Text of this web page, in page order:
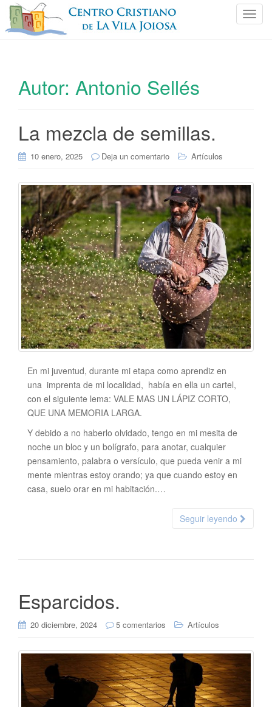
C
a
i
ó
n
Autor: Antonio Sellés
La mezcla de semillas.
10 enero, 2025 Deja un comentario Artículos
En mi juventud, durante mi etapa como aprendiz en
una imprenta de mi localidad, había en ella un cartel,
con el siguiente lema: VALE MAS UN LÁPIZ CORTO,
QUE UNA MEMORIA LARGA.
Y debido a no haberlo olvidado, tengo en mi mesita de
noche un bloc y un bolígrafo, para anotar, cualquier
pensamiento, palabra o versículo, que pueda venir a mi
mente mientras estoy orando; ya que cuando estoy en
casa, suelo orar en mi habitación.…
Seguir leyendo
Esparcidos.
20 diciembre, 2024 5 comentarios Artículos